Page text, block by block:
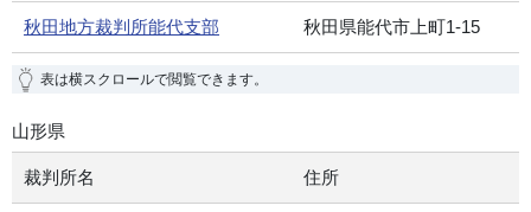
秋田地方裁判所能代支部 秋田県能代市上町1-15
表は横スクロールで閲覧できます。
山形県
裁判所名 住所